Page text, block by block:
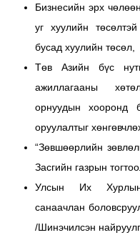
Бизнесийн эрх
уг хуулийн
бусад хуулийн төсөл,
Төв Азийн бүс
ажиллагааны
орнуудын хооронд
оруулалтыг
“Зөвшөөрлийн
Засгийн газрын
Улсын Их Хурлын
санаачлан
/Шинэчилсэн